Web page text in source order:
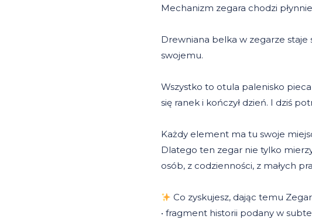
Mechanizm zegara chodzi
Drewniana belka w zegarze
swojemu.
Wszystko to otula palenisko pieca
się ranek i kończył dzień. I dziś
Każdy element ma tu swoje
Dlatego ten zegar nie tylko
osób, z codzienności, z małych
Co zyskujesz, dając temu
• fragment historii podany w